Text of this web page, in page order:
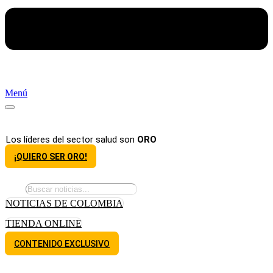
Menú
Los líderes del sector salud son ORO
¡QUIERO SER ORO!
NOTICIAS DE COLOMBIA
TIENDA ONLINE
CONTENIDO EXCLUSIVO